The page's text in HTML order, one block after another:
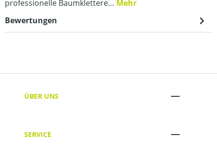
professionelle Baumklettere… Mehr
Bewertungen
ÜBER UNS
SERVICE